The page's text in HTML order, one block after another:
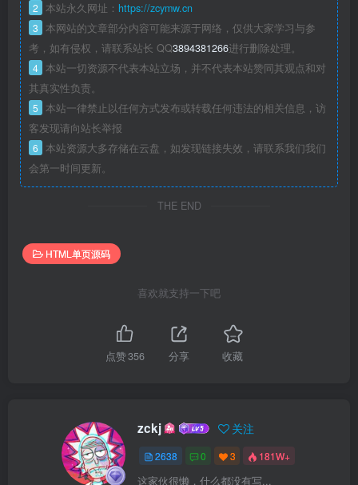
2 本站永久网址： https://zcymw.cn
3 本网站的文章部分内容可能来源于网络，仅供大家学习与参
考，如有侵权，请联系站长 QQ3894381266进行删除处理。
4 本站一切资源不代表本站立场，并不代表本站赞同其观点和对
其真实性负责。
5 本站一律禁止以任何方式发布或转载任何违法的相关信息，访
客发现请向站长举报
6 本站资源大多存储在云盘，如发现链接失效，请联系我们我们
会第一时间更新。
THE END
HTML单页源码
喜欢就支持一下吧
点赞356 分享 收藏
zckj 关注
2638 0 3 181W+
这家伙很懒，什么都没有写...